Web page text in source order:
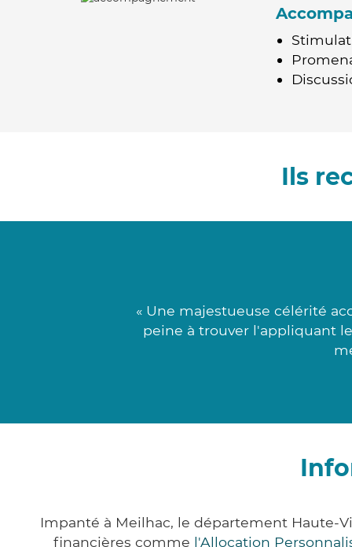
Ils
« Une majestueuse célérité
peine à trouver l'appliquant
Impanté à Meilhac, le département Haute-
financières comme l'Allocation